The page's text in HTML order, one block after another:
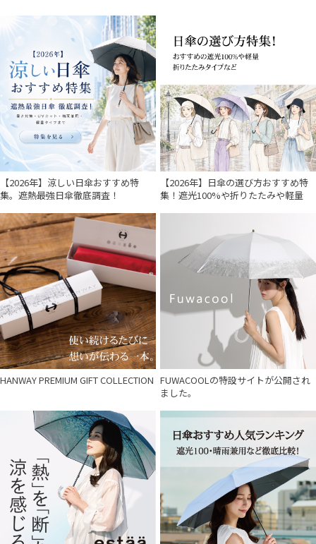
LANVIN en Bleu
ランバン オン ブルー
MACKINTOSH PHILOSOPHY
マッキントッシュ フィロソフィー
MAGICAL TECH
マジカルテック
MIRACLE TECH
ミラクルテック
PAUL&JOE ACCESSOIRES
ポールアンドジョー アクセソワ
POLO RALPH LAUREN
ポロ ラルフ ローレン
urawaza
ウラワザ
その他
カラー
【2026年】涼しい日傘おすすめ特
集。遮熱最強日傘徹底調査！
【2026年】日傘の選び方おすすめ特
集！遮光100%や折りたたみや軽量
HANWAY PREMIUM GIFT COLLECTION FUWACOOLの特設サイトが公開され
ました。